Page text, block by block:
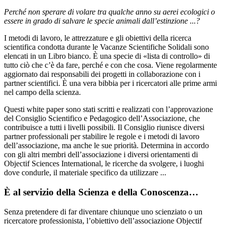
Perché non sperare di volare tra qualche anno su aerei ecologici o
essere in grado di salvare le specie animali dall’estinzione ...?
I metodi di lavoro, le attrezzature e gli obiettivi della ricerca
scientifica condotta durante le Vacanze Scientifiche Solidali sono
elencati in un Libro bianco. È una specie di «lista di controllo» di
tutto ciò che c’è da fare, perché e con che cosa. Viene regolarmente
aggiornato dai responsabili dei progetti in collaborazione con i
partner scientifici. È una vera bibbia per i ricercatori alle prime armi
nel campo della scienza.
Questi white paper sono stati scritti e realizzati con l’approvazione
del Consiglio Scientifico e Pedagogico dell’Associazione, che
contribuisce a tutti i livelli possibili. Il Consiglio riunisce diversi
partner professionali per stabilire le regole e i metodi di lavoro
dell’associazione, ma anche le sue priorità. Determina in accordo
con gli altri membri dell’associazione i diversi orientamenti di
Objectif Sciences International, le ricerche da svolgere, i luoghi
dove condurle, il materiale specifico da utilizzare ...
È al servizio della Scienza e della Conoscenza…
Senza pretendere di far diventare chiunque uno scienziato o un
ricercatore professionista, l’obiettivo dell’associazione Objectif